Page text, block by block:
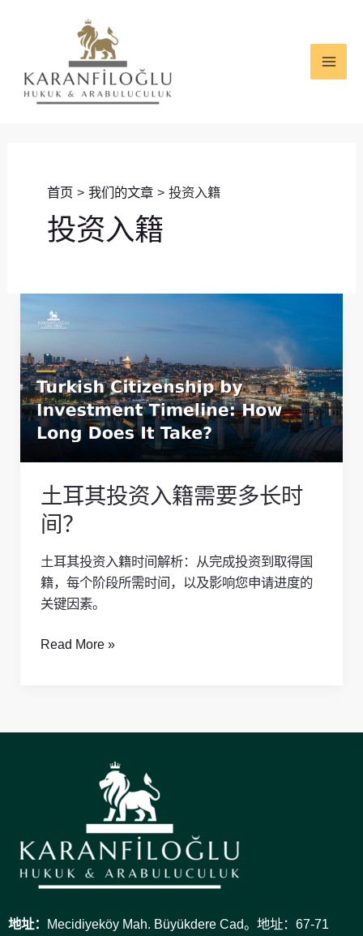
首页 我们的文章 投资入籍
投资入籍
土耳其投资入籍需要多长时
间？
土耳其投资入籍时间解析：从完成投资到取得国
籍，每个阶段所需时间，以及影响您申请进度的
关键因素。
耳
投
资
入
籍
多
长
时
间？
Read More »
地址： Mecidiyeköy Mah. Büyükdere Cad。地址：67-71